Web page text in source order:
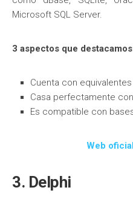
Microsoft SQL Server.
3 aspectos que
Cuenta con equivalentes
Casa perfectamente
Es compatible con
Web
3. Delphi